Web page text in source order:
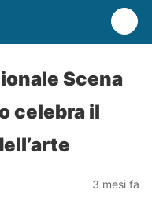
Scena
celebra il
3 mesi fa